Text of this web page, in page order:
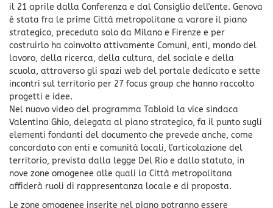
il 21 aprile dalla Conferenza e dal Consiglio dell'ente. Genova
è stata fra le prime Città metropolitane a varare il piano
strategico, preceduta solo da Milano e Firenze e per
costruirlo ha coinvolto attivamente Comuni, enti, mondo del
lavoro, della ricerca, della cultura, del sociale e della
scuola, attraverso gli spazi web del portale dedicato e sette
incontri sul territorio per 27 focus group che hanno raccolto
progetti e idee.
Nel nuovo video del programma Tabloid la vice sindaca
Valentina Ghio, delegata al piano strategico, fa il punto sugli
elementi fondanti del documento che prevede anche, come
concordato con enti e comunità locali, l'articolazione del
territorio, prevista dalla legge Del Rio e dallo statuto, in
nove zone omogenee alle quali la Città metropolitana
affiderà ruoli di rappresentanza locale e di proposta.
Le zone omogenee inserite nel piano potranno essere